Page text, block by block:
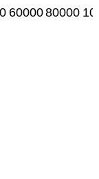
6000080000